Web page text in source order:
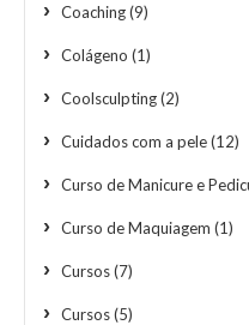
Coaching(9)
Colágeno (1)
Coolsculpting(2)
Cuidados com a pele(12)
Curso de Manicure e
Curso de Maquiagem (1)
Cursos(7)
Cursos(5)